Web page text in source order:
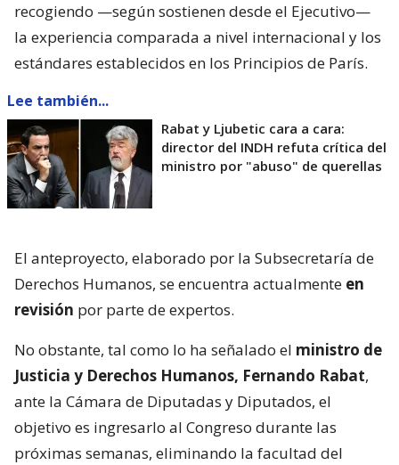
recogiendo —según sostienen desde el Ejecutivo—
la experiencia comparada a nivel internacional y los
estándares establecidos en los Principios de París.
Lee también...
Rabat y Ljubetic cara a cara:
director del INDH refuta crítica del
ministro por "abuso" de querellas
El anteproyecto, elaborado por la Subsecretaría de
Derechos Humanos, se encuentra actualmente en
revisión por parte de expertos.
No obstante, tal como lo ha señalado el ministro de
Justicia y Derechos Humanos, Fernando Rabat,
ante la Cámara de Diputadas y Diputados, el
objetivo es ingresarlo al Congreso durante las
próximas semanas, eliminando la facultad del